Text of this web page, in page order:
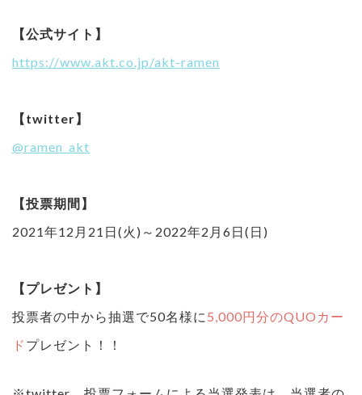
【公式サイト】
https://www.akt.co.jp/akt-ramen
【twitter】
@ramen_akt
【投票期間】
2021年12月21日(火)～2022年2月6日(日)
【プレゼント】
投票者の中から抽選で50名様に 5,000円分のQUOカー
ド プレゼント！！